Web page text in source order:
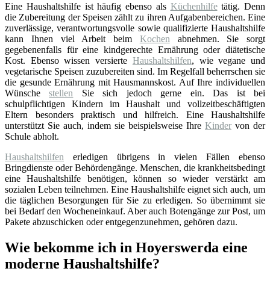
Eine Haushaltshilfe ist häufig ebenso als Küchenhilfetätig. Denn
die Zubereitung der Speisen zählt zu ihren Aufgabenbereichen. Eine
zuverlässige, verantwortungsvolle sowie qualifizierte Haushaltshilfe
kann Ihnen viel Arbeit beim Kochen abnehmen. Sie sorgt
gegebenenfalls für eine kindgerechte Ernährung oder diätetische
Kost. Ebenso wissen versierte Haushaltshilfen, wie vegane und
vegetarische Speisen zuzubereiten sind. Im Regelfall beherrschen sie
die gesunde Ernährung mit Hausmannskost. Auf Ihre individuellen
Wünschestellen Sie sich jedoch gerne ein. Das ist bei
schulpflichtigen Kindern im Haushalt und vollzeitbeschäftigten
Eltern besonders praktisch und hilfreich. Eine Haushaltshilfe
unterstützt Sie auch, indem sie beispielsweise Ihre Kinder von der
Schule abholt.
Haushaltshilfen erledigen übrigens in vielen Fällen ebenso
Bringdienste oder Behördengänge. Menschen, die krankheitsbedingt
eine Haushaltshilfe benötigen, können so wieder verstärkt am
sozialen Leben teilnehmen. Eine Haushaltshilfe eignet sich auch, um
die täglichen Besorgungen für Sie zu erledigen. So übernimmt sie
bei Bedarf den Wocheneinkauf. Aber auch Botengänge zur Post, um
Pakete abzuschicken oder entgegenzunehmen, gehören dazu.
Wie bekomme ich in Hoyerswerda eine
moderne Haushaltshilfe?